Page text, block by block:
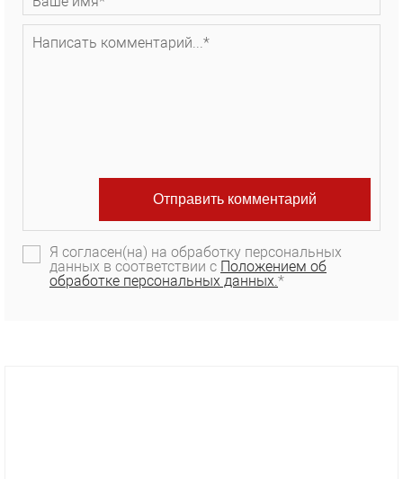
Я согласен(на) на обработку персональных
данных в соответствии с Положением об
обработке персональных данных.*